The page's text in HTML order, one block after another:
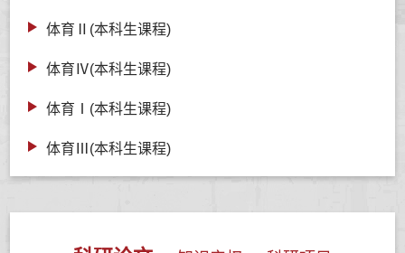
体育Ⅱ(本科生课程)
体育Ⅳ(本科生课程)
体育Ⅰ(本科生课程)
体育Ⅲ(本科生课程)